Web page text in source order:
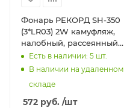
Фонарь РЕКОРД SH-350
(3*LR03) 2W камуфляж,
налобный, рассеянный
свет, 150 лм
Есть в наличии: 5 шт.
В наличии на удаленном
складе
572 руб. /шт